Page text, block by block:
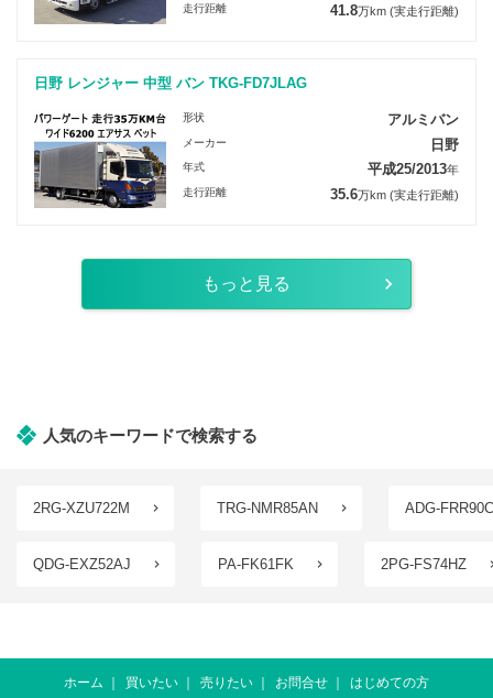
走行距離 41.8万km (実走行距離)
日野 レンジャー 中型 バン TKG-FD7JLAG
形状 アルミバン
メーカー 日野
年式 平成25/2013年
走行距離 35.6万km (実走行距離)
もっと見る
人気のキーワードで検索する
2RG-XZU722M TRG-NMR85AN ADG-
QDG-EXZ52AJ PA-FK61FK 2PG-FS74HZ
ホーム 買いたい 売りたい お問合せ はじめての方